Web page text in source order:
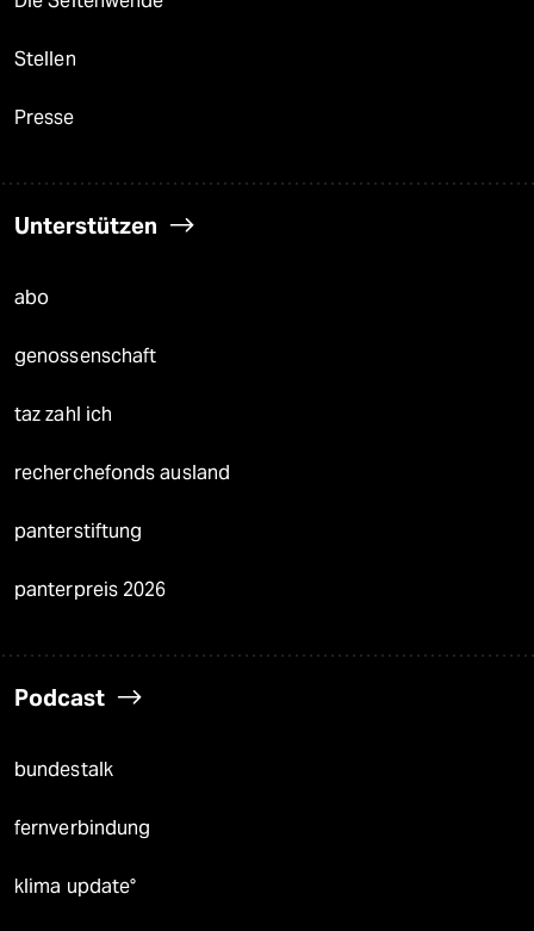
Stellen
Presse
Unterstützen
abo
genossenschaft
taz zahl ich
recherchefonds ausland
panterstiftung
panterpreis 2026
Podcast
bundestalk
fernverbindung
klima update°